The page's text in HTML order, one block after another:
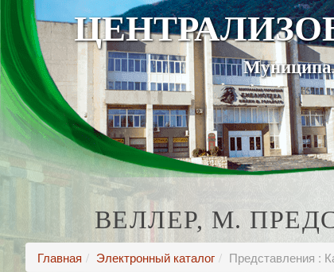
ВЕЛЛЕР, М.
Главная Электронный каталог Представления :